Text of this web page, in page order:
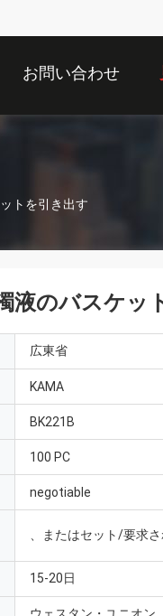
お問い合わせ
トを引き出す
液のバスケッ
広東省
KAMA
BK221B
100 PC
negotiable
、またはセット/要求
15-20日